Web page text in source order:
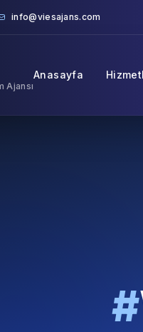
info@viesajans.com
Ajansı
Anasayfa
#